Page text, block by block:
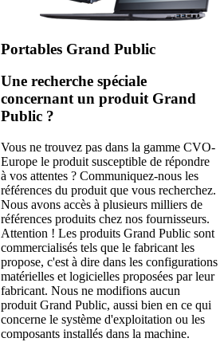
Portables Grand Public
Une recherche spéciale
concernant un produit Grand
Public ?
Vous ne trouvez pas dans la gamme CVO-
Europe le produit susceptible de répondre
à vos attentes ? Communiquez-nous les
références du produit que vous recherchez.
Nous avons accès à plusieurs milliers de
références produits chez nos fournisseurs.
Attention ! Les produits Grand Public sont
commercialisés tels que le fabricant les
propose, c'est à dire dans les configurations
matérielles et logicielles proposées par leur
fabricant. Nous ne modifions aucun
produit Grand Public, aussi bien en ce qui
concerne le système d'exploitation ou les
composants installés dans la machine.